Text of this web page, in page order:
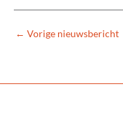
← Vorige nieuwsbericht